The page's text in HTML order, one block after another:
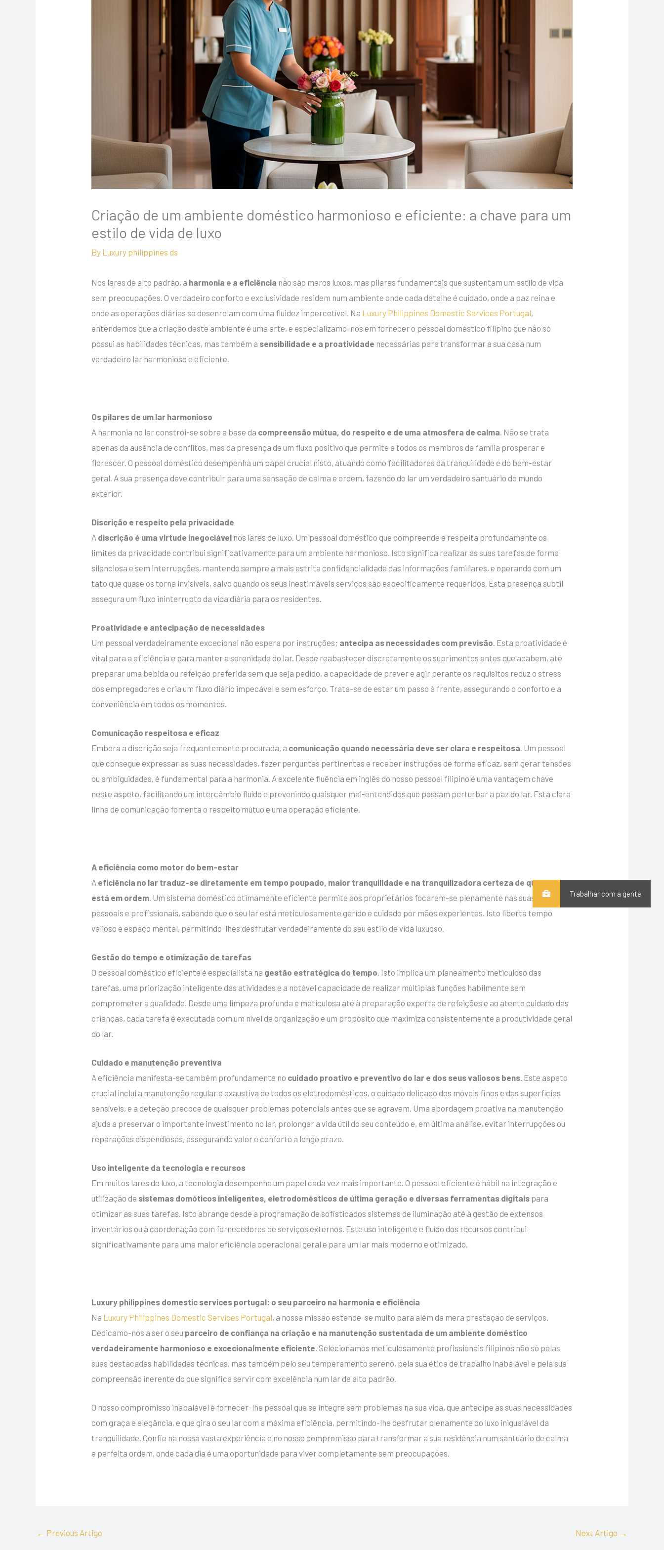
Criação de um ambiente doméstico harmonioso e eficiente: a chave para um
estilo de vida de luxo
By Luxury philippines ds
Nos lares de alto padrão, a harmonia e a eficiência não são meros luxos, mas pilares fundamentais que sustentam um estilo de vida
sem preocupações. O verdadeiro conforto e exclusividade residem num ambiente onde cada detalhe é cuidado, onde a paz reina e
onde as operações diárias se desenrolam com uma fluidez impercetível. Na Luxury Philippines Domestic Services Portugal,
entendemos que a criação deste ambiente é uma arte, e especializamo-nos em fornecer o pessoal doméstico filipino que não só
possui as habilidades técnicas, mas também a sensibilidade e a proatividade necessárias para transformar a sua casa num
verdadeiro lar harmonioso e eficiente.
Os pilares de um lar harmonioso
A harmonia no lar constrói-se sobre a base da compreensão mútua, do respeito e de uma atmosfera de calma . Não se trata
apenas da ausência de conflitos, mas da presença de um fluxo positivo que permite a todos os membros da família prosperar e
florescer. O pessoal doméstico desempenha um papel crucial nisto, atuando como facilitadores da tranquilidade e do bem-estar
geral. A sua presença deve contribuir para uma sensação de calma e ordem, fazendo do lar um verdadeiro santuário do mundo
exterior.
Discrição e respeito pela privacidade
A discrição é uma virtude inegociável nos lares de luxo. Um pessoal doméstico que compreende e respeita profundamente os
limites da privacidade contribui significativamente para um ambiente harmonioso. Isto significa realizar as suas tarefas de forma
silenciosa e sem interrupções, mantendo sempre a mais estrita confidencialidade das informações familiares, e operando com um
tato que quase os torna invisíveis, salvo quando os seus inestimáveis serviços são especificamente requeridos. Esta presença subtil
assegura um fluxo ininterrupto da vida diária para os residentes.
Proatividade e antecipação de necessidades
Um pessoal verdadeiramente excecional não espera por instruções; antecipa as necessidades com previsão. Esta proatividade é
vital para a eficiência e para manter a serenidade do lar. Desde reabastecer discretamente os suprimentos antes que acabem, até
preparar uma bebida ou refeição preferida sem que seja pedido, a capacidade de prever e agir perante os requisitos reduz o stress
dos empregadores e cria um fluxo diário impecável e sem esforço. Trata-se de estar um passo à frente, assegurando o conforto e a
conveniência em todos os momentos.
Comunicação respeitosa e eficaz
Embora a discrição seja frequentemente procurada, a comunicação quando necessária deve ser clara e respeitosa. Um pessoal
que consegue expressar as suas necessidades, fazer perguntas pertinentes e receber instruções de forma eficaz, sem gerar tensões
ou ambiguidades, é fundamental para a harmonia. A excelente fluência em inglês do nosso pessoal filipino é uma vantagem chave
neste aspeto, facilitando um intercâmbio fluído e prevenindo quaisquer mal-entendidos que possam perturbar a paz do lar. Esta clara
linha de comunicação fomenta o respeito mútuo e uma operação eficiente.
A eficiência como motor do bem-estar
A eficiência no lar traduz-se diretamente em tempo poupado, maior tranquilidade e na tranquilizadora certeza de que tudo
está em ordem . Um sistema doméstico otimamente eficiente permite aos proprietários focarem-se plenamente nas suas vidas
pessoais e profissionais, sabendo que o seu lar está meticulosamente gerido e cuidado por mãos experientes. Isto liberta tempo
valioso e espaço mental, permitindo-lhes desfrutar verdadeiramente do seu estilo de vida luxuoso.
Gestão do tempo e otimização de tarefas
O pessoal doméstico eficiente é especialista na gestão estratégica do tempo . Isto implica um planeamento meticuloso das
tarefas, uma priorização inteligente das atividades e a notável capacidade de realizar múltiplas funções habilmente sem
comprometer a qualidade. Desde uma limpeza profunda e meticulosa até à preparação experta de refeições e ao atento cuidado das
crianças, cada tarefa é executada com um nível de organização e um propósito que maximiza consistentemente a produtividade geral
do lar.
Cuidado e manutenção preventiva
A eficiência manifesta-se também profundamente no cuidado proativo e preventivo do lar e dos seus valiosos bens. Este aspeto
crucial inclui a manutenção regular e exaustiva de todos os eletrodomésticos, o cuidado delicado dos móveis finos e das superfícies
sensíveis, e a deteção precoce de quaisquer problemas potenciais antes que se agravem. Uma abordagem proativa na manutenção
ajuda a preservar o importante investimento no lar, prolongar a vida útil do seu conteúdo e, em última análise, evitar interrupções ou
reparações dispendiosas, assegurando valor e conforto a longo prazo.
Uso inteligente da tecnologia e recursos
Em muitos lares de luxo, a tecnologia desempenha um papel cada vez mais importante. O pessoal eficiente é hábil na integração e
utilização de sistemas domóticos inteligentes, eletrodomésticos de última geração e diversas ferramentas digitais para
otimizar as suas tarefas. Isto abrange desde a programação de sofisticados sistemas de iluminação até à gestão de extensos
inventários ou à coordenação com fornecedores de serviços externos. Este uso inteligente e fluído dos recursos contribui
significativamente para uma maior eficiência operacional geral e para um lar mais moderno e otimizado.
Luxury philippines domestic services portugal: o seu parceiro na harmonia e eficiência
Na Luxury Philippines Domestic Services Portugal, a nossa missão estende-se muito para além da mera prestação de serviços.
Dedicamo-nos a ser o seu parceiro de confiança na criação e na manutenção sustentada de um ambiente doméstico
verdadeiramente harmonioso e excecionalmente eficiente . Selecionamos meticulosamente profissionais filipinos não só pelas
suas destacadas habilidades técnicas, mas também pelo seu temperamento sereno, pela sua ética de trabalho inabalável e pela sua
compreensão inerente do que significa servir com excelência num lar de alto padrão.
O nosso compromisso inabalável é fornecer-lhe pessoal que se integre sem problemas na sua vida, que antecipe as suas necessidades
com graça e elegância, e que gira o seu lar com a máxima eficiência, permitindo-lhe desfrutar plenamente do luxo inigualável da
tranquilidade. Confie na nossa vasta experiência e no nosso compromisso para transformar a sua residência num santuário de calma
e perfeita ordem, onde cada dia é uma oportunidade para viver completamente sem preocupações.
← Previous Artigo Next Artigo →
Trabalhar com a gente